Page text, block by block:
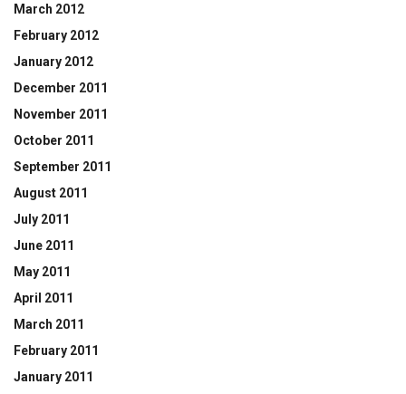
March 2012
February 2012
January 2012
December 2011
November 2011
October 2011
September 2011
August 2011
July 2011
June 2011
May 2011
April 2011
March 2011
February 2011
January 2011